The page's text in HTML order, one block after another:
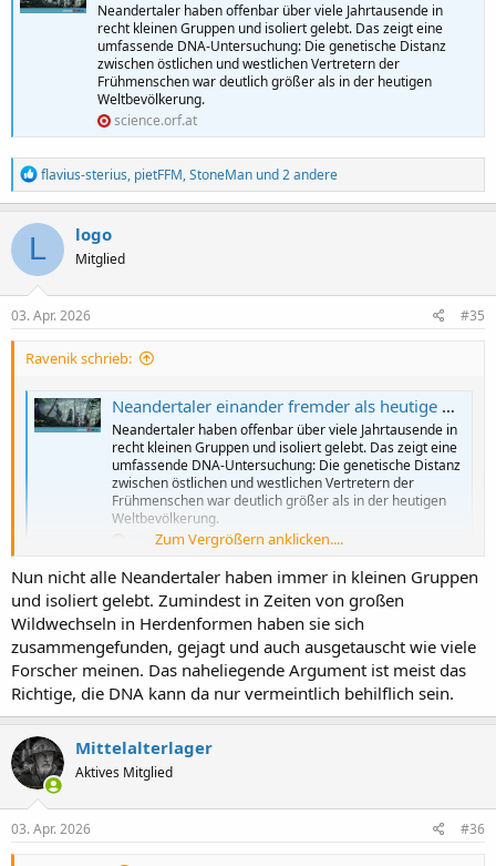
Neandertaler haben offenbar über viele Jahrtausende in
recht kleinen Gruppen und isoliert gelebt. Das zeigt eine
umfassende DNA-Untersuchung: Die genetische Distanz
zwischen östlichen und westlichen Vertretern der
Frühmenschen war deutlich größer als in der heutigen
Weltbevölkerung.
science.orf.at
R
e
a
k
i
o
n
e
flavius-sterius, pietFFM,StoneMan und 2 andere
L logo
Mitglied
03. Apr. 2026 #35
Ravenik schrieb:
Neandertaler einander fremder als heutige Menschen
Neandertaler haben offenbar über viele Jahrtausende in
recht kleinen Gruppen und isoliert gelebt. Das zeigt eine
umfassende DNA-Untersuchung: Die genetische Distanz
zwischen östlichen und westlichen Vertretern der
Frühmenschen war deutlich größer als in der heutigen
Weltbevölkerung.
science.orf.at
Zum Vergrößern anklicken....
Nun nicht alle Neandertaler haben immer in kleinen Gruppen
und isoliert gelebt. Zumindest in Zeiten von großen
Wildwechseln in Herdenformen haben sie sich
zusammengefunden, gejagt und auch ausgetauscht wie viele
Forscher meinen. Das naheliegende Argument ist meist das
Richtige, die DNA kann da nur vermeintlich behilflich sein.
Mittelalterlager
Aktives Mitglied
03. Apr. 2026 #36